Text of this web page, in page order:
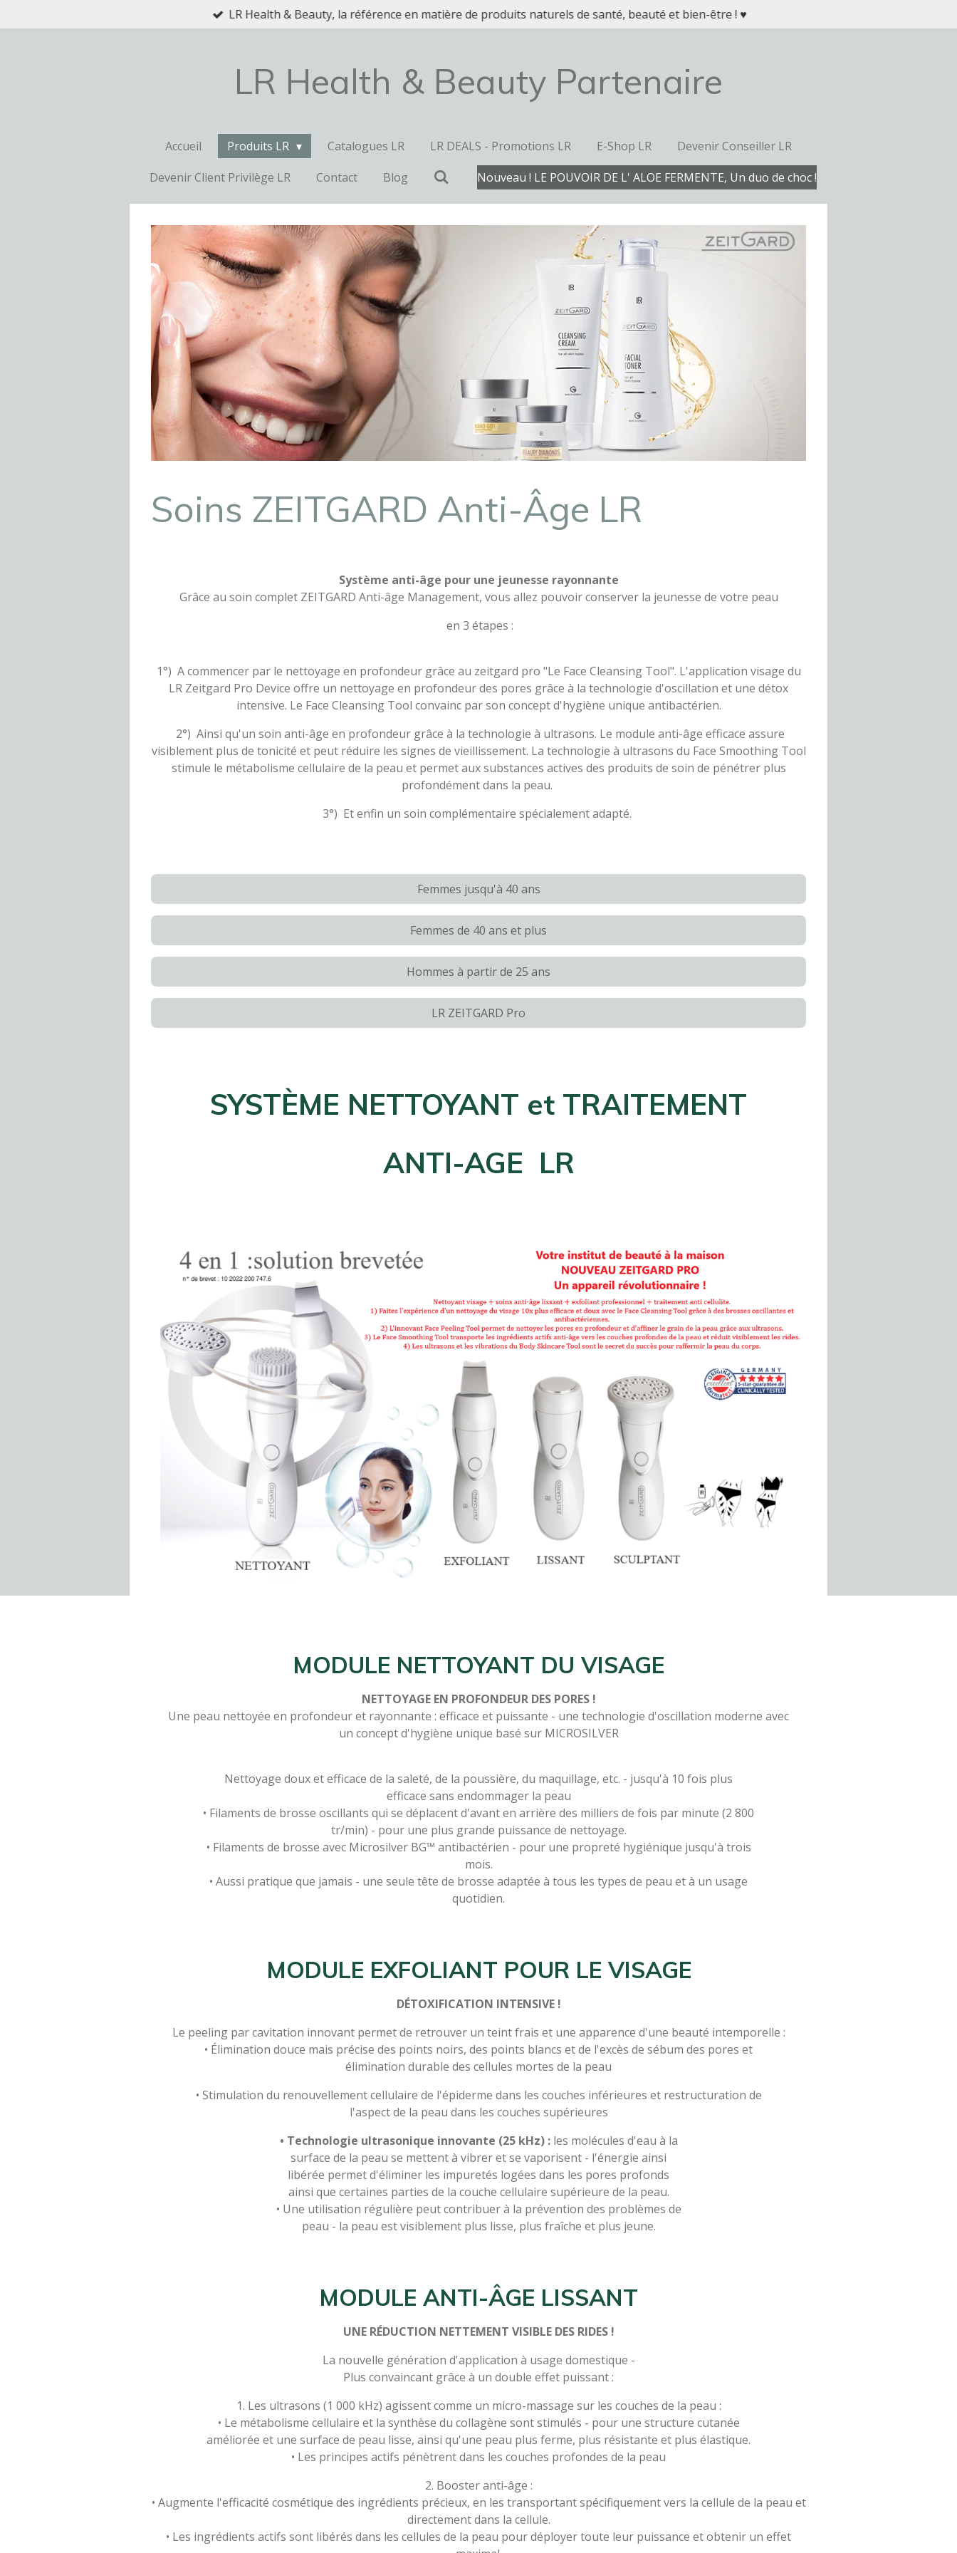
au
LR Health & Beauty, la référence en matière de produits naturels de santé, beauté et bien-être ! ♥
LR Health & Beauty Partenaire
Accueil Produits LR Catalogues LR LR DEALS - Promotions LR E-Shop LR
Devenir Conseiller LR
Devenir Client Privilège LR
Contact Blog Nouveau ! LE POUVOIR DE L' ALOE FERMENTE, Un duo de choc !
Soins ZEITGARD Anti-Âge LR
Système anti-âge pour une jeunesse rayonnante
Grâce au soin complet ZEITGARD Anti-âge Management, vous allez pouvoir conserver la jeunesse de votre peau
en 3 étapes :
1°) A commencer par le nettoyage en profondeur grâce au zeitgard pro "Le Face Cleansing Tool". L'application visage du
LR Zeitgard Pro Device offre un nettoyage en profondeur des pores grâce à la technologie d'oscillation et une détox
intensive. Le Face Cleansing Tool convainc par son concept d'hygiène unique antibactérien.
2°) Ainsi qu'un soin anti-âge en profondeur grâce à la technologie à ultrasons. Le module anti-âge efficace assure
visiblement plus de tonicité et peut réduire les signes de vieillissement. La technologie à ultrasons du Face Smoothing Tool
stimule le métabolisme cellulaire de la peau et permet aux substances actives des produits de soin de pénétrer plus
profondément dans la peau.
3°) Et enfin un soin complémentaire spécialement adapté.
Femmes jusqu'à 40 ans
Femmes de 40 ans et plus
Hommes à partir de 25 ans
LR ZEITGARD Pro
SYSTÈME NETTOYANT et TRAITEMENT
ANTI-AGE LR
MODULE NETTOYANT DU VISAGE
NETTOYAGE EN PROFONDEUR DES PORES !
Une peau nettoyée en profondeur et rayonnante : efficace et puissante - une technologie d'oscillation moderne avec
un concept d'hygiène unique basé sur MICROSILVER
Nettoyage doux et efficace de la saleté, de la poussière, du maquillage, etc. - jusqu'à 10 fois plus
efficace sans endommager la peau
• Filaments de brosse oscillants qui se déplacent d'avant en arrière des milliers de fois par minute (2 800
tr/min) - pour une plus grande puissance de nettoyage.
• Filaments de brosse avec Microsilver BG™ antibactérien - pour une propreté hygiénique jusqu'à trois
mois.
• Aussi pratique que jamais - une seule tête de brosse adaptée à tous les types de peau et à un usage
quotidien.
MODULE EXFOLIANT POUR LE VISAGE
DÉTOXIFICATION INTENSIVE !
Le peeling par cavitation innovant permet de retrouver un teint frais et une apparence d'une beauté intemporelle :
• Élimination douce mais précise des points noirs, des points blancs et de l'excès de sébum des pores et
élimination durable des cellules mortes de la peau
• Stimulation du renouvellement cellulaire de l'épiderme dans les couches inférieures et restructuration de
l'aspect de la peau dans les couches supérieures
• Technologie ultrasonique innovante (25 kHz) :les molécules d'eau à la
surface de la peau se mettent à vibrer et se vaporisent - l'énergie ainsi
libérée permet d'éliminer les impuretés logées dans les pores profonds
ainsi que certaines parties de la couche cellulaire supérieure de la peau.
• Une utilisation régulière peut contribuer à la prévention des problèmes de
peau - la peau est visiblement plus lisse, plus fraîche et plus jeune.
MODULE ANTI-ÂGE LISSANT
UNE RÉDUCTION NETTEMENT VISIBLE DES RIDES !
La nouvelle génération d'application à usage domestique -
Plus convaincant grâce à un double effet puissant :
1. Les ultrasons (1 000 kHz) agissent comme un micro-massage sur les couches de la peau :
• Le métabolisme cellulaire et la synthèse du collagène sont stimulés - pour une structure cutanée
améliorée et une surface de peau lisse, ainsi qu'une peau plus ferme, plus résistante et plus élastique.
• Les principes actifs pénètrent dans les couches profondes de la peau
2. Booster anti-âge :
• Augmente l'efficacité cosmétique des ingrédients précieux, en les transportant spécifiquement vers la cellule de la peau et
directement dans la cellule.
• Les ingrédients actifs sont libérés dans les cellules de la peau pour déployer toute leur puissance et obtenir un effet